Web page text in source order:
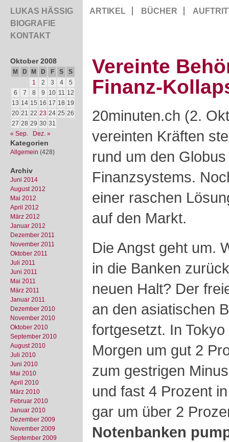
LUKAS HÄSSIG
BIOGRAFIE
KONTAKT
ARTIKEL BÜCHER
Oktober 2008
M D M D F S
S
1
2 3 4
5
6
7 8 9 10 11 12
13 14 15 16 17 18 19
20 21 22 23 24 25 26
27 28 29 30 31
« Sep.
Dez. »
Kategorien
Allgemein (428)
Archiv
Juni 2014
August 2012
Mai 2012
April 2012
März 2012
Januar 2012
Dezember 2011
November 2011
Oktober 2011
Juli 2011
Juni 2011
Mai 2011
März 2011
Januar 2011
Dezember 2010
November 2010
Oktober 2010
September 2010
August 2010
Juli 2010
Juni 2010
Mai 2010
April 2010
März 2010
Februar 2010
Januar 2010
Dezember 2009
November 2009
September 2009
Vereinte
Finanz-
20minuten.ch (2.
vereinten Kräften
rund um den
Finanzsystems.
einer raschen
auf den Markt.
Die Angst geht um.
in die Banken
neuen Halt? Der
an den asiatischen
fortgesetzt. In
Morgen um gut 2
zum gestrigen
und fast 4 Prozent
gar um über 2
Notenbanken